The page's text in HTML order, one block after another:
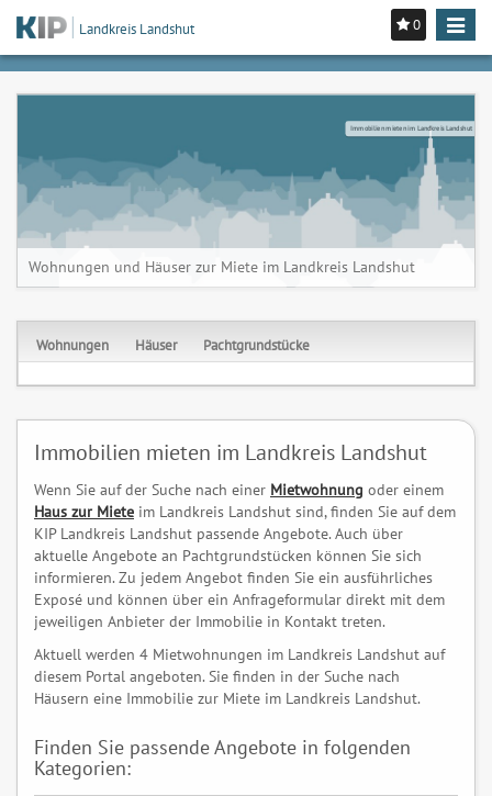
0
Toggle
Landkreis Landshut
Immobilien mieten im Landkreis Landshut
Wohnungen und Häuser zur Miete im Landkreis Landshut
Wohnungen Häuser Pachtgrundstücke
Immobilien mieten im Landkreis Landshut
Wenn Sie auf der Suche nach einer Mietwohnung oder einem
Haus zur Miete im Landkreis Landshut sind, finden Sie auf dem
KIP Landkreis Landshut passende Angebote. Auch über
aktuelle Angebote an Pachtgrundstücken können Sie sich
informieren. Zu jedem Angebot finden Sie ein ausführliches
Exposé und können über ein Anfrageformular direkt mit dem
jeweiligen Anbieter der Immobilie in Kontakt treten.
Aktuell werden 4 Mietwohnungen im Landkreis Landshut auf
diesem Portal angeboten. Sie finden in der Suche nach
Häusern eine Immobilie zur Miete im Landkreis Landshut.
Finden Sie passende Angebote in folgenden
Kategorien: